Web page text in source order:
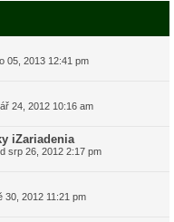
05, 2013 12:41 pm
24, 2012 10:16 am
iZariadenia
srp 26, 2012 2:17 pm
30, 2012 11:21 pm